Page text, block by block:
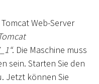
Web-Server
. Die Maschine muss
sein. Starten Sie den
Jetzt können Sie